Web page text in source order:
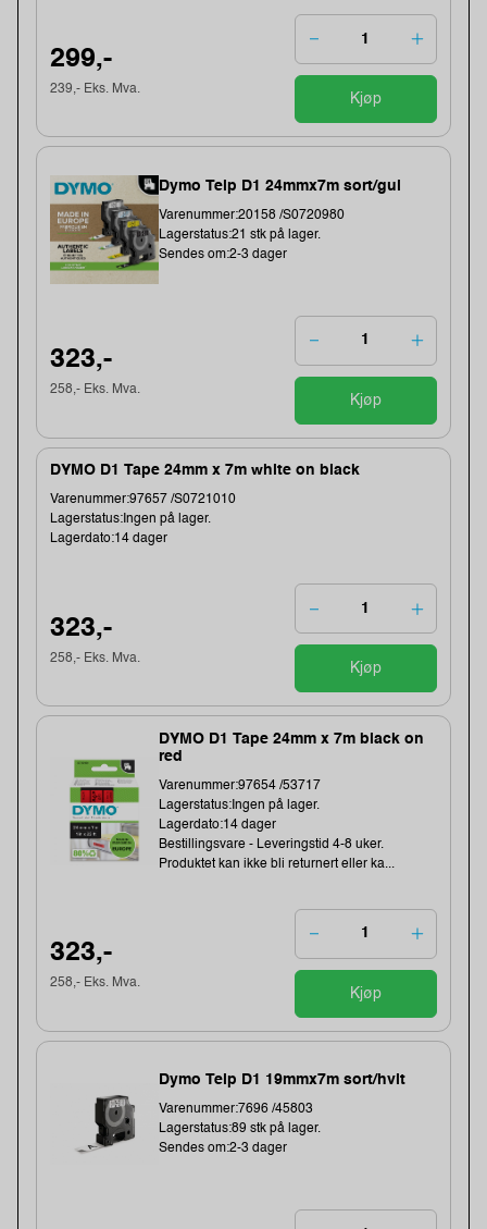
299,-
239,- Eks. Mva.
Kjøp
Dymo Teip D1 24mmx7m sort/gul
Varenummer:20158 /S0720980
Lagerstatus:21 stk på lager.
Sendes om:2-3 dager
323,-
258,- Eks. Mva.
Kjøp
DYMO D1 Tape 24mm x 7m white on black
Varenummer:97657 /S0721010
Lagerstatus:Ingen på lager.
Lagerdato:14 dager
323,-
258,- Eks. Mva.
Kjøp
DYMO D1 Tape 24mm x 7m black on
red
Varenummer:97654 /53717
Lagerstatus:Ingen på lager.
Lagerdato:14 dager
Bestillingsvare - Leveringstid 4-8 uker.
Produktet kan ikke bli returnert eller ka...
323,-
258,- Eks. Mva.
Kjøp
Dymo Teip D1 19mmx7m sort/hvit
Varenummer:7696 /45803
Lagerstatus:89 stk på lager.
Sendes om:2-3 dager